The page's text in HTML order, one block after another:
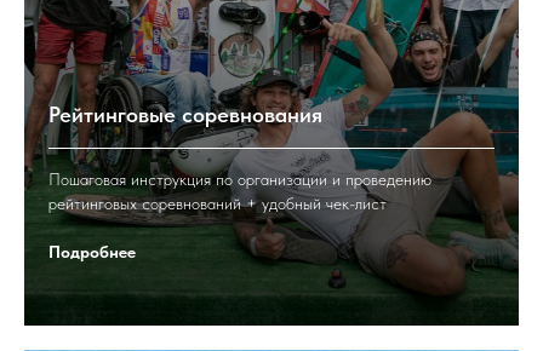
Рейтинговые соревнования
Пошаговая инструкция по организации и проведению
рейтинговых соревнований + удобный чек-лист
Подробнее